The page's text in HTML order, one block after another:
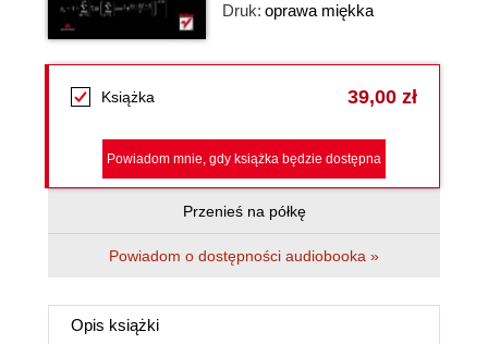
Druk: oprawa miękka
Książka 39,00 zł
Powiadom mnie, gdy książka będzie dostępna
Przenieś na półkę
Powiadom o dostępności audiobooka »
Opis książki